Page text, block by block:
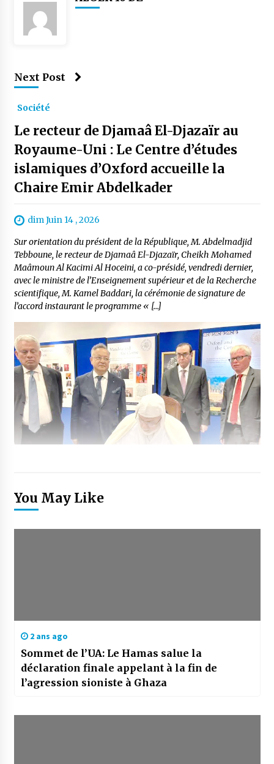
Next Post
Société
Le recteur de Djamaâ El-Djazaïr au
Royaume-Uni : Le Centre d’études
islamiques d’Oxford accueille la
Chaire Emir Abdelkader
dim Juin 14 , 2026
Sur orientation du président de la République, M. Abdelmadjid
Tebboune, le recteur de Djamaâ El-Djazaïr, Cheikh Mohamed
Maâmoun Al Kacimi Al Hoceini, a co-présidé, vendredi dernier,
avec le ministre de l’Enseignement supérieur et de la Recherche
scientifique, M. Kamel Baddari, la cérémonie de signature de
l’accord instaurant le programme « […]
You May Like
2 ans ago
Sommet de l’UA: Le Hamas salue la
déclaration finale appelant à la fin de
l’agression sioniste à Ghaza